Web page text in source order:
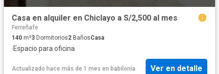
Casa en alquiler en Chiclayo a S/2,500 al mes
Ferreñafe
140 m²3 Dormitorios2 BañosCasa
·Espacio para oficina
Actualizado hace más de 1 mes en babilonia Ver en detalle